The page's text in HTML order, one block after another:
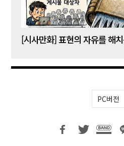
[시사만화] 표현의 자유를 해
PC버전